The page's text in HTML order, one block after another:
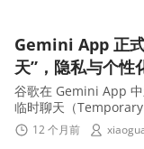
Gemini App 正
天”，隐私与个性
谷歌在 Gemini App
临时聊天（
长期保留与你相关的偏
量；后者...
12 个月前